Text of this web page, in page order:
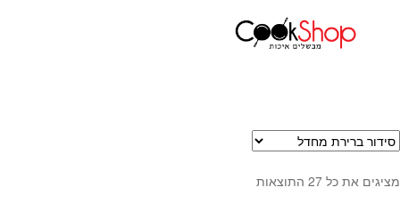
סירים
מחבתות
עמוד הבית כלי בישול בישול במיקרוגל
מציגים את כל ⁦27⁩ התוצאות